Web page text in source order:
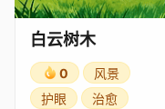
白云树木
0
风景
护眼
治愈